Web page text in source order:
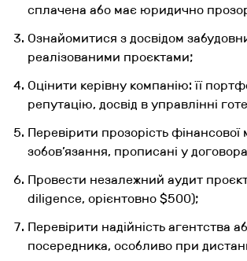
сплачена або має юридично
Ознайомитися з досвідом
реалізованими проєктами;
Оцінити керівну компанію: її
репутацію, досвід в управлінні
Перевірити прозорість фінансової
зобов’язання, прописані у
Провести незалежний аудит
diligence, орієнтовно $500);
Перевірити надійність агентства
посередника, особливо при